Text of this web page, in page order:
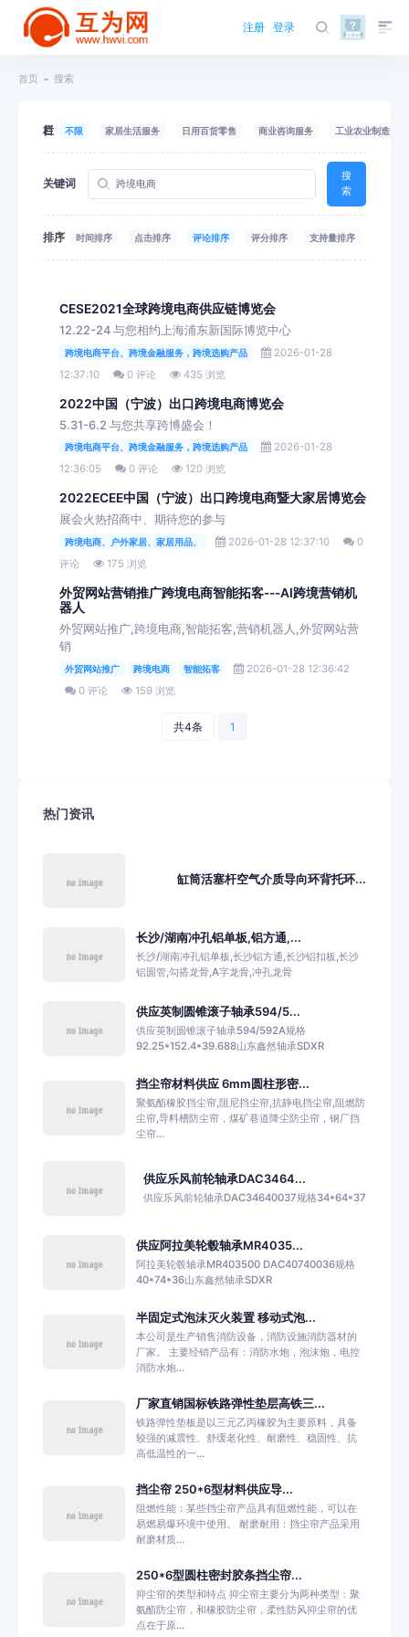
注册 登录
首页 搜索
栏目 不限 家居生活服务 日用百货零售 商业咨询服务 工业农业制造
关键词
搜
索
排序 时间排序 点击排序 评论排序 评分排序 支持量排序
CESE2021全球跨境电商供应链博览会
12.22-24 与您相约上海浦东新国际博览中心
跨境电商平台、跨境金融服务，跨境选购产品
2026-01-28
12:37:10
0 评论 435 浏览
2022中国（宁波）出口跨境电商博览会
5.31-6.2 与您共享跨博盛会！
跨境电商平台、跨境金融服务，跨境选购产品
2026-01-28
12:36:05
0 评论 120 浏览
2022ECEE中国（宁波）出口跨境电商暨大家居博览会
展会火热招商中、期待您的参与
跨境电商、户外家居、家居用品、 2026-01-28 12:37:10
0
评论
175 浏览
外贸网站营销推广跨境电商智能拓客---AI跨境营销机
器人
外贸网站推广,跨境电商,智能拓客,营销机器人,外贸网站营
销
外贸网站推广 跨境电商 智能拓客
2026-01-28 12:36:42
0 评论
159 浏览
共4条 1
热门资讯
缸筒活塞杆空气介质导向环背托环...
长沙/湖南冲孔铝单板,铝方通,...
长沙/湖南冲孔铝单板,长沙铝方通,长沙铝扣板,长沙
铝圆管,勾搭龙骨,A字龙骨,冲孔龙骨
供应英制圆锥滚子轴承594/5...
供应英制圆锥滚子轴承594/592A规格
92.25*152.4*39.688山东鑫然轴承SDXR
挡尘帘材料供应 6mm圆柱形密...
聚氨酯橡胶挡尘帘,阻尼挡尘帘,抗静电挡尘帘,阻燃防
尘帘,导料槽防尘帘，煤矿巷道降尘防尘帘，钢厂挡
尘帘...
供应乐风前轮轴承DAC3464...
供应乐风前轮轴承DAC34640037规格34*64*37
供应阿拉美轮毂轴承MR4035...
阿拉美轮毂轴承MR403500 DAC40740036规格
40*74*36山东鑫然轴承SDXR
半固定式泡沫灭火装置 移动式泡...
本公司是生产销售消防设备，消防设施消防器材的
厂家。 主要经销产品有：消防水炮，泡沫炮，电控
消防水炮...
厂家直销国标铁路弹性垫层高铁三...
铁路弹性垫板是以三元乙丙橡胶为主要原料，具备
较强的减震性、舒缓老化性、耐磨性、稳固性、抗
高低温性的一...
挡尘帘 250*6型材料供应导...
阻燃性能：某些挡尘帘产品具有阻燃性能，可以在
易燃易爆环境中使用。 耐磨耐用：挡尘帘产品采用
耐磨材质...
250*6型圆柱密封胶条挡尘帘...
抑尘帘的类型和特点 抑尘帘主要分为两种类型：聚
氨酯防尘帘，和橡胶防尘帘，柔性防风抑尘帘的优
点在于原...